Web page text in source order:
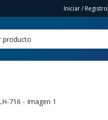
Iniciar / Registro